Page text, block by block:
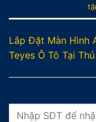
Lắp Đặt Màn Hình
Teyes Ô Tô Tại